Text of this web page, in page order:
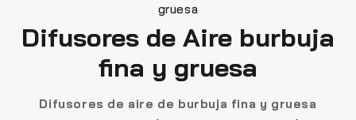
gruesa
Difusores de Aire burbuja
fina y gruesa
Difusores de aire de burbuja fina y gruesa